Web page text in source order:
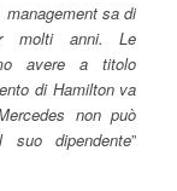
sa di
molti anni. Le
avere a titolo
di Hamilton va
non può
suo dipendente”